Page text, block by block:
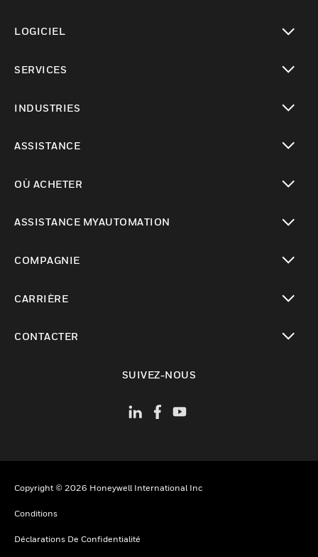
LOGICIEL
SERVICES
INDUSTRIES
ASSISTANCE
OÙ ACHETER
ASSISTANCE MYAUTOMATION
COMPAGNIE
CARRIÈRE
CONTACTER
SUIVEZ-NOUS
Copyright © 2026 Honeywell International Inc
Conditions
Déclarations De Confidentialité